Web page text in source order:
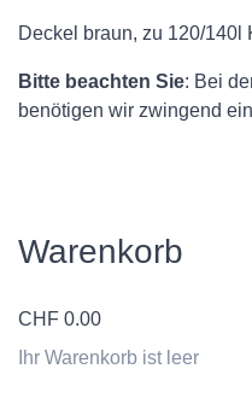
Deckel braun, zu 120/140l
Bitte beachten Sie: Bei
benötigen wir zwingend
Warenkorb
CHF 0.00
Ihr Warenkorb ist leer